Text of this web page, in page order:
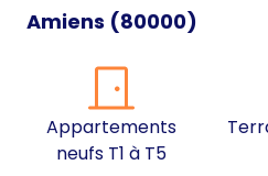
Amiens (80000)
Appartements
neufs T1 à T5